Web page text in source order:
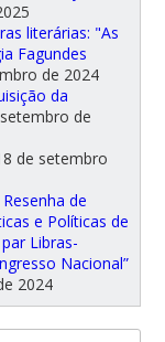
literárias: "As
Fagundes
de 2024
da
de
de setembro
de
e Políticas de
Libras-
Nacional”
2024